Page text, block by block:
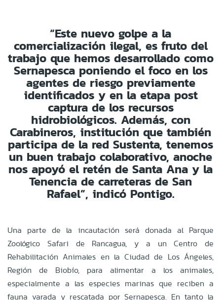
“Este nuevo golpe a la
comercialización ilegal, es fruto del
trabajo que hemos desarrollado como
Sernapesca poniendo el foco en los
agentes de riesgo previamente
identificados y en la etapa post
captura de los recursos
hidrobiológicos. Además, con
Carabineros, institución que también
participa de la red Sustenta, tenemos
un buen trabajo colaborativo, anoche
nos apoyó el retén de Santa Ana y la
Tenencia de carreteras de San
Rafael”, indicó Pontigo.
Una parte de la incautación será donada al Parque
Zoológico Safari de Rancagua, y a un Centro de
Rehabilitación Animales en la Ciudad de Los Ángeles,
Región de Biobío, para alimentar a los animales,
especialmente a las especies marinas que reciben a
fauna varada y rescatada por Sernapesca. En tanto la